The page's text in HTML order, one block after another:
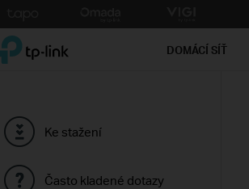
TP-Link, Reliably Smart DOMÁCÍ SÍŤ
Ke stažení
Často kladené dotazy